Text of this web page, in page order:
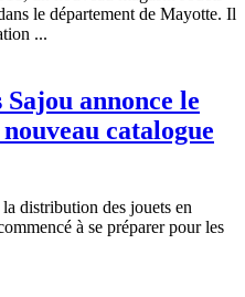
le département de Mayotte. Il
...
Sajou annonce le
catalogue
distribution des jouets en
à se préparer pour les